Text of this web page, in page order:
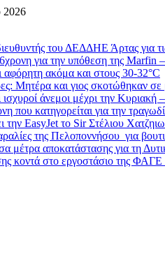
2026
του ΔΕΔΔΗΕ Άρτας για
για την υπόθεση της Marfin –
αφόρητη ακόμα και στους 30-32°C
Μητέρα και γιος σκοτώθηκαν
άνεμοι μέχρι την
που κατηγορείται για την
EasyJet το Sir Στέλιου
της Πελοποννήσου για
αποκατάστασης για τη
κοντά στο εργοστάσιο της